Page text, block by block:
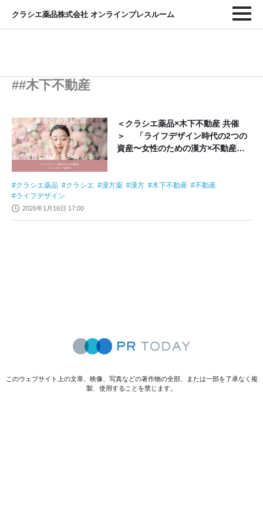
クラシエ薬品株式会社 オンラインプレスルーム
##木下不動産
＜クラシエ薬品×木下不動産 共催
＞ 「ライフデザイン時代の2つの
資産〜女性のための漢方×不動産講
クラシエ薬品 クラシエ 漢方薬 漢方 木下不動産
不動産
ライフデザイン
2026年1月16日 17:00
このウェブサイト上の文章、映像、写真などの著作物の全部、または一部を了承なく複
製、使用することを禁じます。